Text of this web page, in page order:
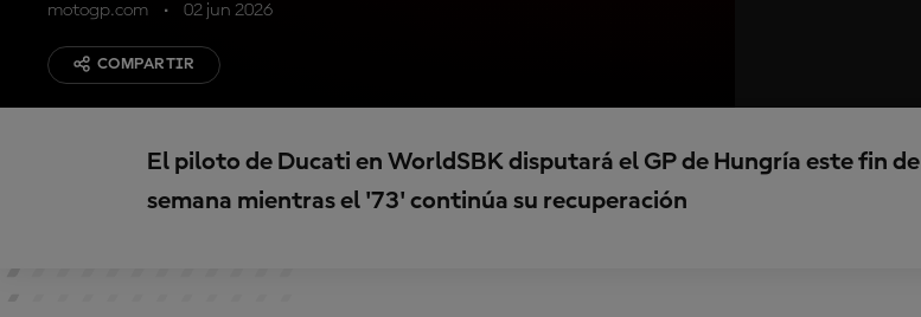
motogp.com 02 jun 2026
COMPARTIR
El piloto de Ducati en WorldSBK disputará el GP de Hungría este fin de
semana mientras el '73' continúa su recuperación